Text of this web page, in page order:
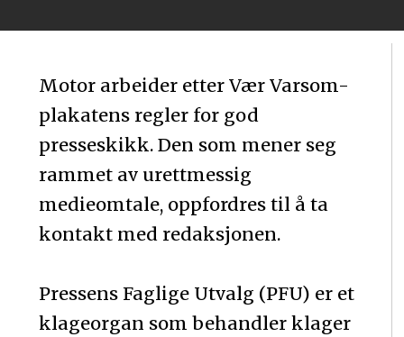
Motor arbeider etter Vær Varsom-
plakatens regler for god
presseskikk. Den som mener seg
rammet av urettmessig
medieomtale, oppfordres til å ta
kontakt med redaksjonen.
Pressens Faglige Utvalg (PFU) er et
klageorgan som behandler klager